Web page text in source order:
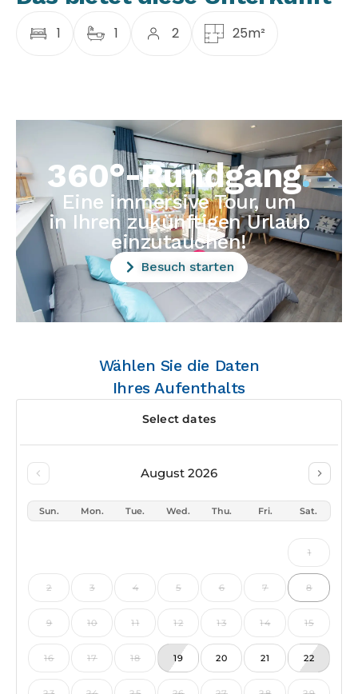
1 1 2 25m²
360°-Rundgang.
Eine immersive Tour, um
in Ihren zukünftigen Urlaub
einzutauchen!
Besuch starten
Wählen Sie die Daten
Ihres Aufenthalts